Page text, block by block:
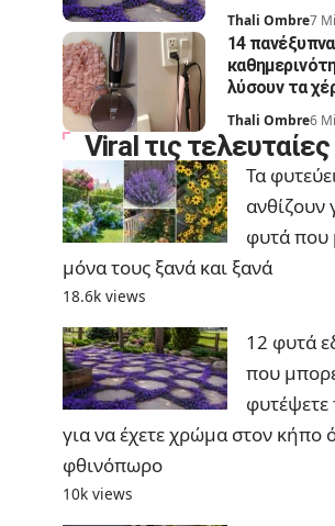
Thali Ombre7
14
λύσουν τα
Thali Ombre6
Viral τις
Τα
ανθίζουν
φυτά που
μόνα τους ξανά και ξανά
18.6k views
12 φυτά
που
για να έχετε χρώμα στον κήπο
φθινόπωρο
10k views